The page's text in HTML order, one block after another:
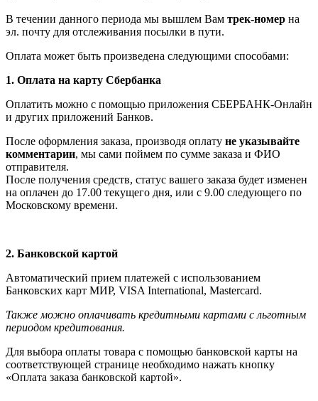
В течении данного периода мы вышлем Вам трек-номер на
эл. почту для отслеживания посылки в пути.
Оплата может быть произведена следующими способами:
1. Оплата на карту Сбербанка
Оплатить можно с помощью приложения СБЕРБАНК-Онлайн
и других приложений Банков.
После оформления заказа, производя оплату не указывайте
комментарии, мы сами поймем по сумме заказа и ФИО
отправителя.
После получения средств, статус вашего заказа будет изменен
на оплачен до 17.00 текущего дня, или с 9.00 следующего по
Московскому времени.
2. Банковской картой
Автоматический прием платежей с использованием
Банковских карт МИР, VISA International, Мastercard.
Также можно оплачивать кредитными картами с льготным
периодом кредитования.
Для выбора оплаты товара с помощью банковской карты на
соответствующей странице необходимо нажать кнопку
«Оплата заказа банковской картой».